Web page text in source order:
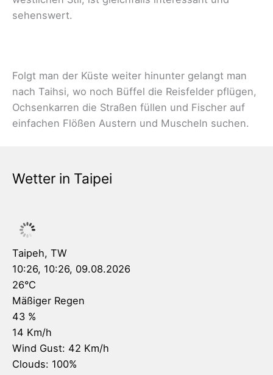
sehenswert.
Folgt man der Küste weiter hinunter gelangt man
nach Taihsi, wo noch Büffel die Reisfelder pflügen,
Ochsenkarren die Straßen füllen und Fischer auf
einfachen Flößen Austern und Muscheln suchen.
Wetter in Taipei
Taipeh, TW
10:26, 10:26, 09.08.2026
26°C
Mäßiger Regen
43 %
14 Km/h
Wind Gust: 42 Km/h
Clouds: 100%